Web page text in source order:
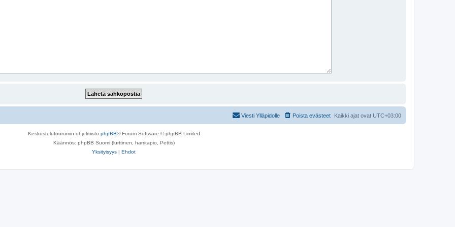
Kaikki ajat ovat UTC+03:00
Poista evästeet
Viesti Ylläpidolle
Keskustelufoorumin ohjelmisto phpBB® Forum Software © phpBB Limited
Käännös: phpBB Suomi (lurttinen, harritapio, Pettis)
Yksityisyys | Ehdot